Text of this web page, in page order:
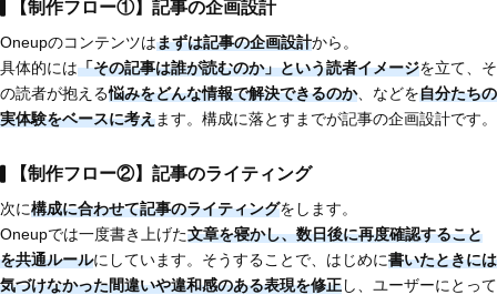
【制作フロー①】記事の企画設計
Oneupのコンテンツはまずは記事の企画設計から。
具体的には「その記事は誰が読むのか」という読者イメージを立て、そ
の読者が抱える悩みをどんな情報で解決できるのか、などを自分たちの
実体験をベースに考えます。構成に落とすまでが記事の企画設計です。
【制作フロー②】記事のライティング
次に構成に合わせて記事のライティングをします。
Oneupでは一度書き上げた文章を寝かし、数日後に再度確認すること
を共通ルールにしています。そうすることで、はじめに書いたときには
気づけなかった間違いや違和感のある表現を修正し、ユーザーにとって